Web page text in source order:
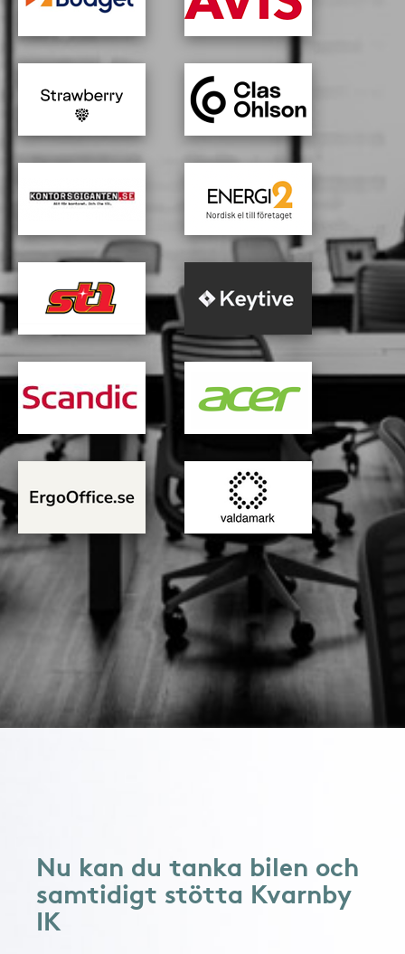
Nu kan du tanka bilen och
samtidigt stötta Kvarnby
IK